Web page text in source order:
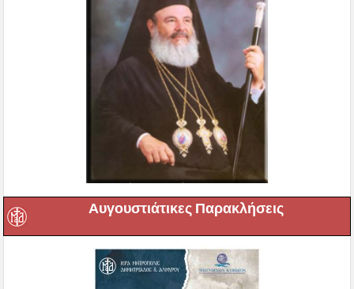
Αυγουστιάτικες Παρακλήσεις